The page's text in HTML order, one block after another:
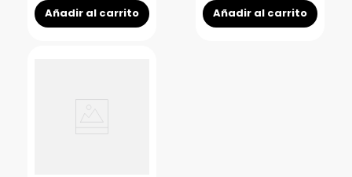
Añadir al carrito Añadir al carrito